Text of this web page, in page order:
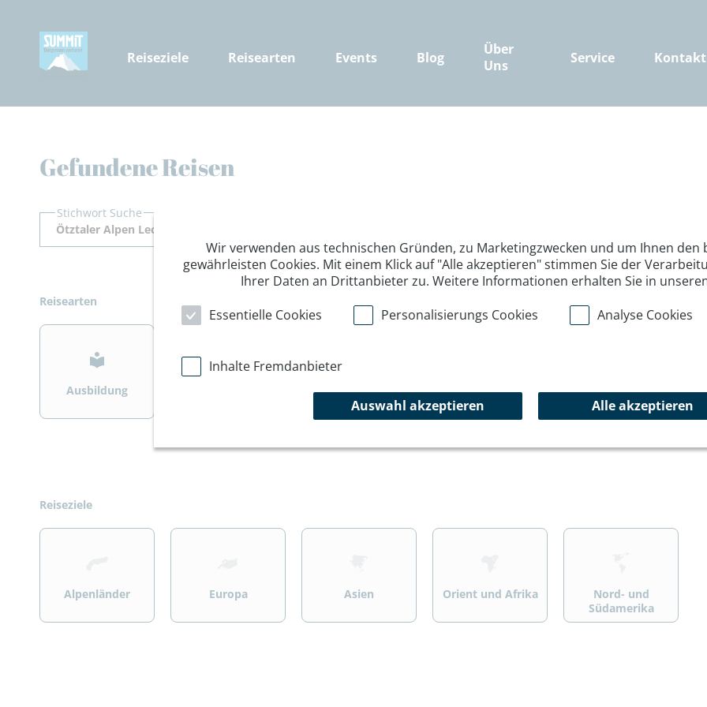
Reiseziele Reisearten Events Blog
Über
Uns
Service Kontakt
Gefundene Reisen
Stichwort Suche
Reisearten
>
Ausbildung Wintersport Wandern/Trekking Summit Specials
Reiseziele
>
Alpenländer
>
Europa
>
Asien
>
Orient und Afrika
>
Nord- und
Südamerika
Wir verwenden aus technischen Gründen, zu Marketingzwecken und um Ihnen den
gewährleisten Cookies. Mit einem Klick auf "Alle akzeptieren" stimmen Sie der
Ihrer Daten an Drittanbieter zu. Weitere Informationen erhalten Sie in
Essentielle Cookies
Personalisierungs Cookies Analyse Cookies
Inhalte Fremdanbieter
Auswahl akzeptieren Alle akzeptieren